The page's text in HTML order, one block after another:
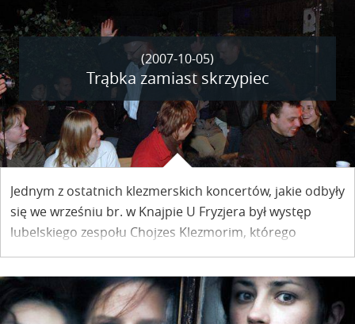
(2007-10-05)
Trąbka zamiast skrzypiec
Jednym z ostatnich klezmerskich koncertów, jakie odbyły
się we wrześniu br. w Knajpie U Fryzjera był występ
lubelskiego zespołu Chojzes Klezmorim, którego
historia rozpoczyna się właśnie w naszym
nadwiślańskim Miasteczku.